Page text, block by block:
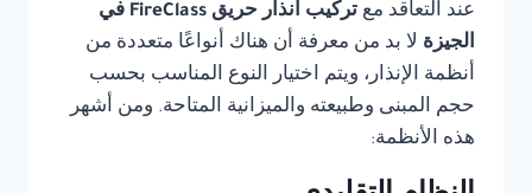
عند التعاقد مع
تركيب انذار حريق FireClass في
الجيزة لا بد من معرفة أن هناك أنواعًا متعددة من
أنظمة الإنذار، ويتم اختيار النوع المناسب بحسب
حجم المبنى وطبيعته والميزانية المتاحة. ومن أشهر
هذه الأنظمة: